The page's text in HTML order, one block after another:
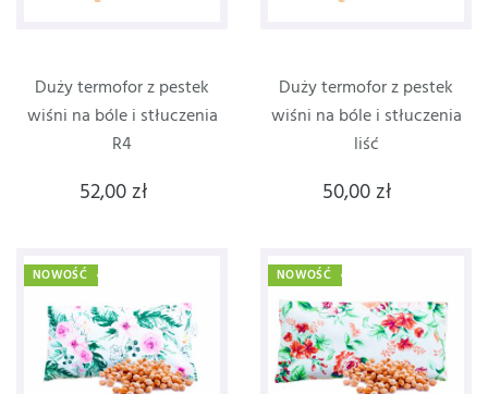
Duży termofor z pestek
wiśni na bóle i stłuczenia
R4
52,00 zł
Duży termofor z pestek
wiśni na bóle i stłuczenia
liść
50,00 zł
NOWOŚĆ NOWOŚĆ